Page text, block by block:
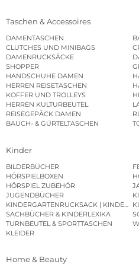
Taschen & Accessoires
DAMENTASCHEN
CLUTCHES UND MINIBAGS
DAMENRUCKSÄCKE
SHOPPER
HANDSCHUHE DAMEN
HERREN REISETASCHEN
KOFFER UND TROLLEYS
HERREN KULTURBEUTEL
REISEGEPÄCK DAMEN
BAUCH- & GÜRTELTASCHEN
Kinder
BILDERBÜCHER
HÖRSPIELBOXEN
HÖRSPIEL ZUBEHÖR
JUGENDBÜCHER
SACHBÜCHER & KINDERLEXIKA
TURNBEUTEL & SPORTTASCHEN
KLEIDER
Home & Beauty